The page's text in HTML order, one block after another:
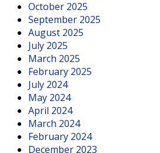
October 2025
September 2025
August 2025
July 2025
March 2025
February 2025
July 2024
May 2024
April 2024
March 2024
February 2024
December 2023